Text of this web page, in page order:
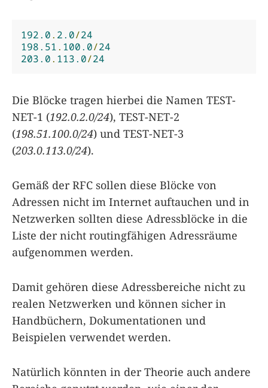
192.0. 2.0/24
198.51. 100.0/24
203.0. 113.0/24
Die Blöcke tragen hierbei die Namen TEST-
NET-1 (192.0.2.0/24), TEST-NET-2
(198.51.100.0/24) und TEST-NET-3
(203.0.113.0/24).
Gemäß der RFC sollen diese Blöcke von
Adressen nicht im Internet auftauchen und in
Netzwerken sollten diese Adressblöcke in die
Liste der nicht routingfähigen Adressräume
aufgenommen werden.
Damit gehören diese Adressbereiche nicht zu
realen Netzwerken und können sicher in
Handbüchern, Dokumentationen und
Beispielen verwendet werden.
Natürlich könnten in der Theorie auch andere